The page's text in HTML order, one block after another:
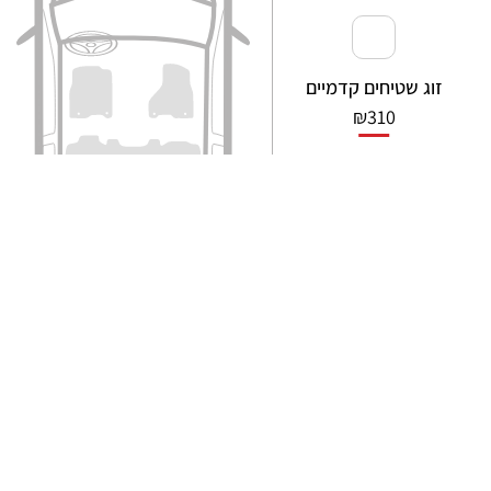
זוג שטיחים קדמיים
₪310